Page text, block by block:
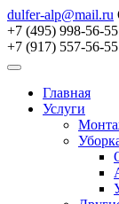
dulfer-alp@mail.ru
+7 (495) 998-56-55
+7 (917) 557-56-55
Главная
Услуги